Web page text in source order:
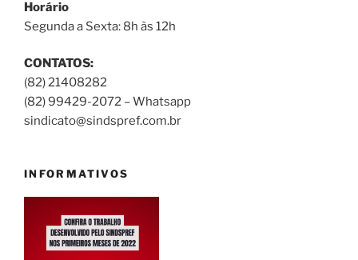
Horário
Segunda a Sexta: 8h às 12h
CONTATOS:
(82) 21408282
(82) 99429-2072 – Whatsapp
sindicato@sindspref.com.br
INFORMATIVOS